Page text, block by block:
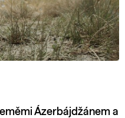
Ázerbájdžánem a